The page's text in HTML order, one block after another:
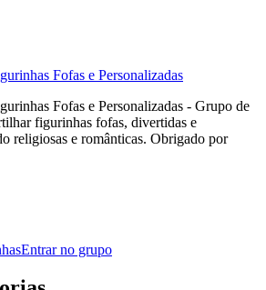
Fofas e Personalizadas
Fofas e Personalizadas - Grupo de
figurinhas fofas, divertidas e
religiosas e românticas. Obrigado por
Entrar no grupo